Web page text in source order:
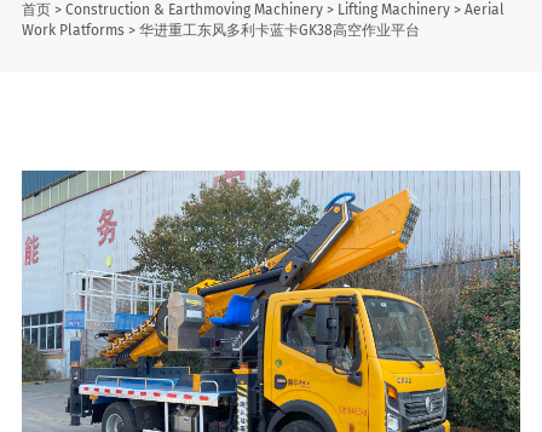
首页> Construction & Earthmoving Machinery> Lifting Machinery> Aerial
Work Platforms > 华进重工东风多利卡蓝卡GK38高空作业平台